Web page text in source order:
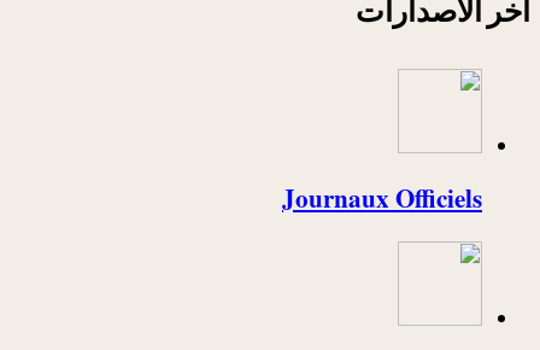
اخر الاصدارات
Journaux Officiels